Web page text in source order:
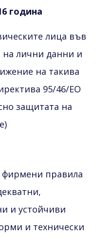
година
лица във
на лични данни и
на такива
95/46/EО
защитата на
правила
и устойчиви
и технически